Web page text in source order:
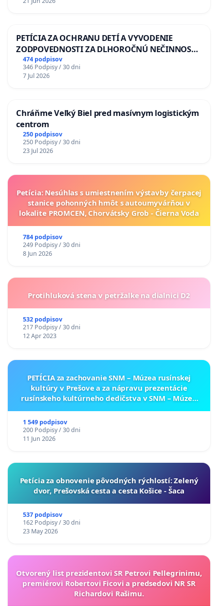
PETÍCIA ZA OCHRANU DETÍ A VYVODENIE
ZODPOVEDNOSTI ZA DLHOROČNÚ NEČINNOSŤ
A ZLYHANIE ŠTÁTU
474 podpisov
346 Podpisy / 30 dni
7 Jul 2026
Chráňme Veľký Biel pred masívnym logistickým
centrom
250 podpisov
250 Podpisy / 30 dni
23 Jul 2026
Petícia: Nesúhlas s umiestnením výstavby čerpacej
stanice pohonných hmôt s autoumyvárňou v
lokalite PROMCEN, Chorvátsky Grob - Čierna Voda
784 podpisov
249 Podpisy / 30 dni
8 Jun 2026
Protihluková stena v petržalke na dialnici D2
532 podpisov
217 Podpisy / 30 dni
12 Apr 2023
PETÍCIA za zachovanie SNM – Múzea rusínskej
kultúry v Prešove a za nápravu prezentácie
rusínskeho kultúrneho dedičstva v SNM – Múzeu
1 549 podpisov
200 Podpisy / 30 dni
11 Jun 2026
​Petícia za obnovenie pôvodných rýchlostí: Zelený
dvor, Prešovská cesta a cesta Košice - Šaca
537 podpisov
162 Podpisy / 30 dni
23 May 2026
Otvorený list prezidentovi SR Petrovi Pellegrinimu,
premiérovi Robertovi Ficovi a predsedovi NR SR
Richardovi Rašimu.